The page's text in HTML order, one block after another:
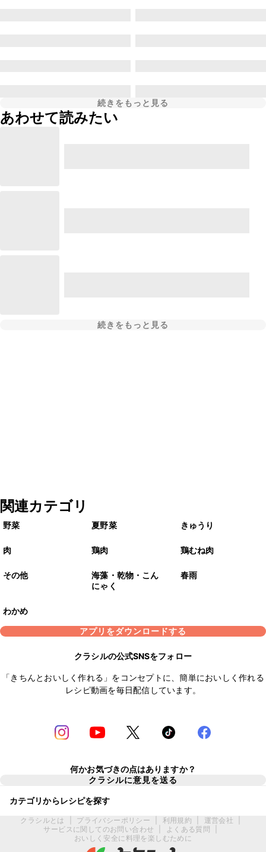
続きをもっと見る
あわせて読みたい
続きをもっと見る
関連カテゴリ
野菜 夏野菜 きゅうり
肉 鶏肉 鶏むね肉
その他
海藻・乾物・こん
にゃく
春雨
わかめ
アプリをダウンロードする
クラシルの公式SNSをフォロー
「きちんとおいしく作れる」をコンセプトに、簡単においしく作れる
レシピ動画を毎日配信しています。
何かお気づきの点はありますか？
クラシルに意見を送る
カテゴリからレシピを探す
クラシルとは プライバシーポリシー 利用規約 運営会社
サービスに関してのお問い合わせ
よくある質問
おいしく安全に料理を楽しむために